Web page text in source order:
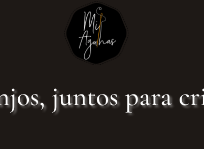
juntos para